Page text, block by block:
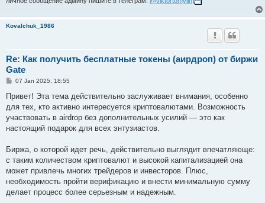
Kovalchuk_1986
Re: Как получить бесплатные токены (аирдроп) от биржи
Gate
P
s
07 Jan 2025, 18:55
Привет! Эта тема действительно заслуживает внимания, особенно
для тех, кто активно интересуется криптовалютами. Возможность
участвовать в airdrop без дополнительных усилий — это как
настоящий подарок для всех энтузиастов.
Биржа, о которой идет речь, действительно выглядит впечатляюще:
с таким количеством криптовалют и высокой капитализацией она
может привлечь многих трейдеров и инвесторов. Плюс,
необходимость пройти верификацию и внести минимальную сумму
делает процесс более серьезным и надежным.